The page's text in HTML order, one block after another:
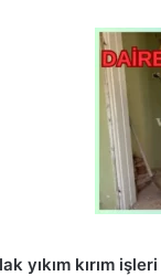
yıkım kırım işleri